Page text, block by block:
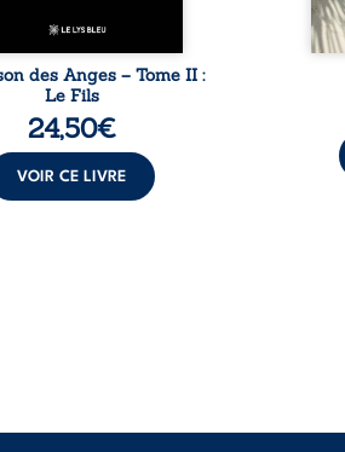
des Anges – Tome II :
Le Fils
24,50€
VOIR CE LIVRE